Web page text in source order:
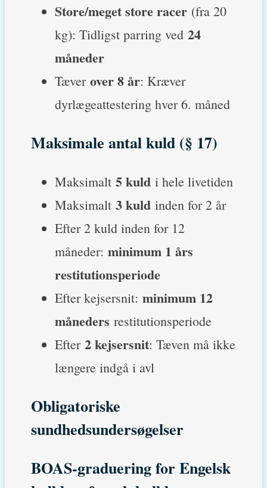
Store/meget store racer (fra 20
kg): Tidligst parring ved 24
måneder
Tæver over 8 år: Kræver
dyrlægeattestering hver 6. måned
Maksimale antal kuld (§ 17)
Maksimalt 5 kuld i hele livetiden
Maksimalt 3 kuld inden for 2 år
Efter 2 kuld inden for 12
måneder: minimum 1 års
restitutionsperiode
Efter kejsersnit: minimum 12
måneders restitutionsperiode
Efter 2 kejsersnit: Tæven må ikke
længere indgå i avl
Obligatoriske
sundhedsundersøgelser
BOAS-graduering for Engelsk